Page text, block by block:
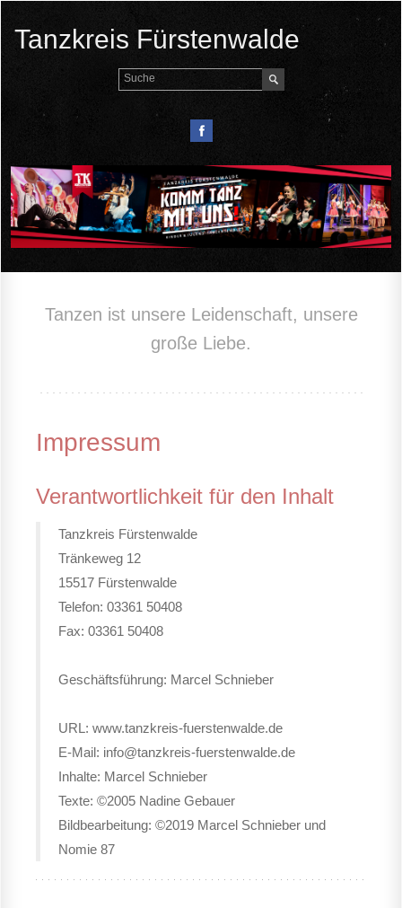
Tanzkreis Fürstenwalde
Tanzen ist unsere Leidenschaft, unsere
große Liebe.
Impressum
Verantwortlichkeit für den Inhalt
Tanzkreis Fürstenwalde
Tränkeweg 12
15517 Fürstenwalde
Telefon: 03361 50408
Fax: 03361 50408
Geschäftsführung: Marcel Schnieber
URL: www.tanzkreis-fuerstenwalde.de
E-Mail: info@tanzkreis-fuerstenwalde.de
Inhalte: Marcel Schnieber
Texte: ©2005 Nadine Gebauer
Bildbearbeitung: ©2019 Marcel Schnieber und
Nomie 87